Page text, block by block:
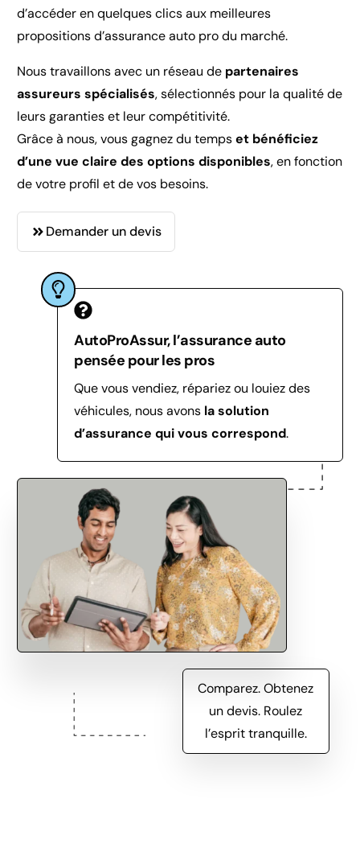
d’accéder en quelques clics aux meilleures
propositions d’assurance auto pro du marché.
Nous travaillons avec un réseau de partenaires
assureurs spécialisés, sélectionnés pour la qualité de
leurs garanties et leur compétitivité.
Grâce à nous, vous gagnez du tempset bénéficiez
d’une vue claire des options disponibles, en fonction
de votre profil et de vos besoins.
Demander un devis
AutoProAssur, l’assurance auto
pensée pour les pros
Que vous vendiez, répariez ou louiez des
véhicules, nous avons la solution
d’assurance qui vous correspond.
Comparez. Obtenez
un devis. Roulez
l’esprit tranquille.